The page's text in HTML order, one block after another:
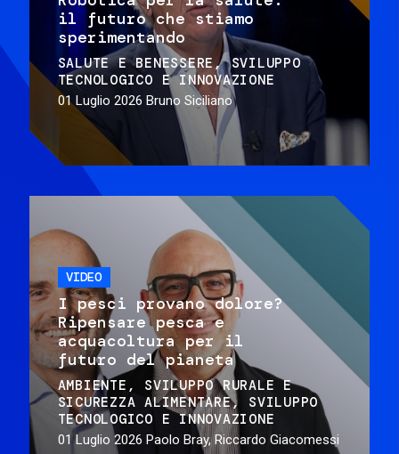
il futuro che stiamo
sperimentando
SALUTE E BENESSERE
SVILUPPO
TECNOLOGICO E INNOVAZIONE
01 Luglio 2026 Bruno Siciliano
VIDEO
I pesci provano dolore?
Ripensare pesca e
acquacoltura per il
futuro del pianeta
AMBIENTE
SVILUPPO RURALE E
SICUREZZA ALIMENTARE
SVILUPPO
TECNOLOGICO E INNOVAZIONE
01 Luglio 2026 Paolo Bray, Riccardo Giacomessi